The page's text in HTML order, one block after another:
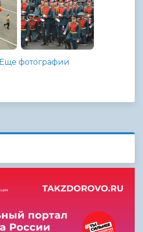
Еще фотографии